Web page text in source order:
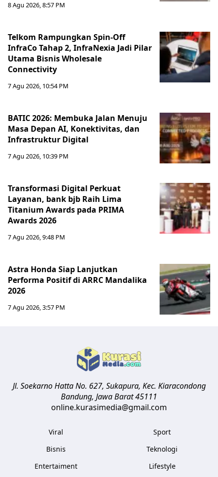
8 Agu 2026, 8:57 PM
Telkom Rampungkan Spin-Off
InfraCo Tahap 2, InfraNexia Jadi Pilar
Utama Bisnis Wholesale
Connectivity
7 Agu 2026, 10:54 PM
BATIC 2026: Membuka Jalan Menuju
Masa Depan AI, Konektivitas, dan
Infrastruktur Digital
7 Agu 2026, 10:39 PM
Transformasi Digital Perkuat
Layanan, bank bjb Raih Lima
Titanium Awards pada PRIMA
Awards 2026
7 Agu 2026, 9:48 PM
Astra Honda Siap Lanjutkan
Performa Positif di ARRC Mandalika
2026
7 Agu 2026, 3:57 PM
Jl. Soekarno Hatta No. 627, Sukapura, Kec. Kiaracondong
Bandung, Jawa Barat45111
online.kurasimedia@gmail.com
Viral
Bisnis
Entertaiment
Sport
Teknologi
Lifestyle